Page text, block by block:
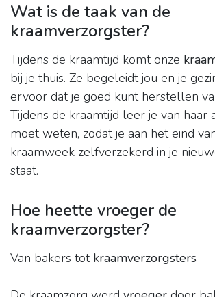
Wat is de taak van de
kraamverzorgster?
Tijdens de kraamtijd komt onze
bij je thuis. Ze begeleidt jou en je
ervoor dat je goed kunt herstellen
Tijdens de kraamtijd leer je van haar
moet weten, zodat je aan het eind
kraamweek zelfverzekerd in je
staat.
Hoe heette vroeger de
kraamverzorgster?
Van bakers tot kraamverzorgsters